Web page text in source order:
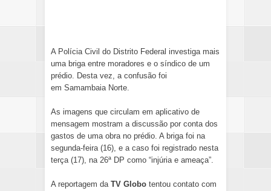
A Polícia Civil do Distrito Federal investiga mais
uma briga entre moradores e o síndico de um
prédio. Desta vez, a confusão foi
em Samambaia Norte.
As imagens que circulam em aplicativo de
mensagem mostram a discussão por conta dos
gastos de uma obra no prédio. A briga foi na
segunda-feira (16), e a caso foi registrado nesta
terça (17), na 26ª DP como “injúria e ameaça”.
A reportagem da TV Globo tentou contato com